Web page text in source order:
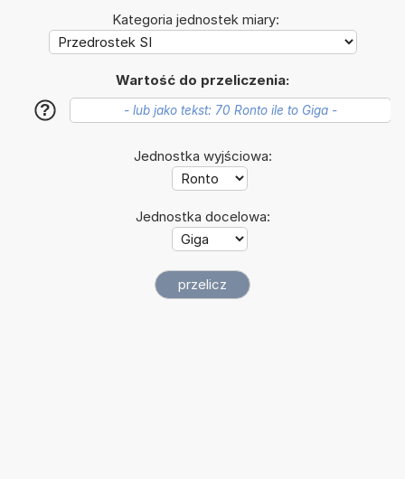
Kategoria jednostek miary:
Wartość do przeliczenia:
?
Jednostka wyjściowa:
Jednostka docelowa: